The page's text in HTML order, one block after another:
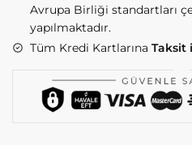
Avrupa Birliği standartları
yapılmaktadır.
Tüm Kredi Kartlarına Taksit